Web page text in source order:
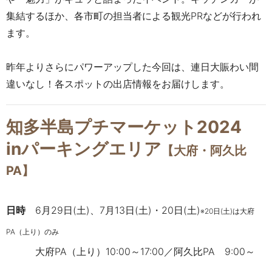
集結するほか、各市町の担当者による観光PRなどが行われ
ます。
昨年よりさらにパワーアップした今回は、連日大賑わい間
違いなし！各スポットの出店情報をお届けします。
知多半島プチマーケット2024
inパーキングエリア 【大府・阿久比
PA】
日時6月29日(土)、7月13日(土)・20日(土)※20日(土)は大府
PA（上り）のみ
大府PA（上り）10:00～17:00／阿久比PA 9:00～